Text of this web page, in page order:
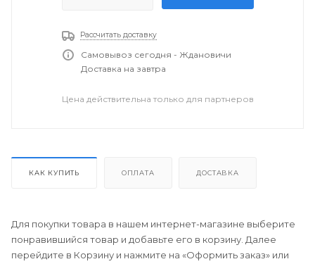
Рассчитать доставку
Самовывоз сегодня - Ждановичи
Доставка на завтра
Цена действительна только для партнеров
КАК КУПИТЬ ОПЛАТА ДОСТАВКА
Для покупки товара в нашем интернет-магазине выберите
понравившийся товар и добавьте его в корзину. Далее
перейдите в Корзину и нажмите на «Оформить заказ» или